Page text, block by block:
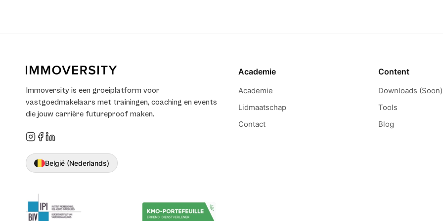
Nancy Aerts
point en
aan iedereen wil
Immoversity is een groeiplatform voor
vastgoedmakelaars met trainingen, coaching en events
die jouw carrière futureproof maken.
België (Nederlands)
Academie
Academie
Lidmaatschap
Contact
Content
Downloads (Soon)
Tools
Blog